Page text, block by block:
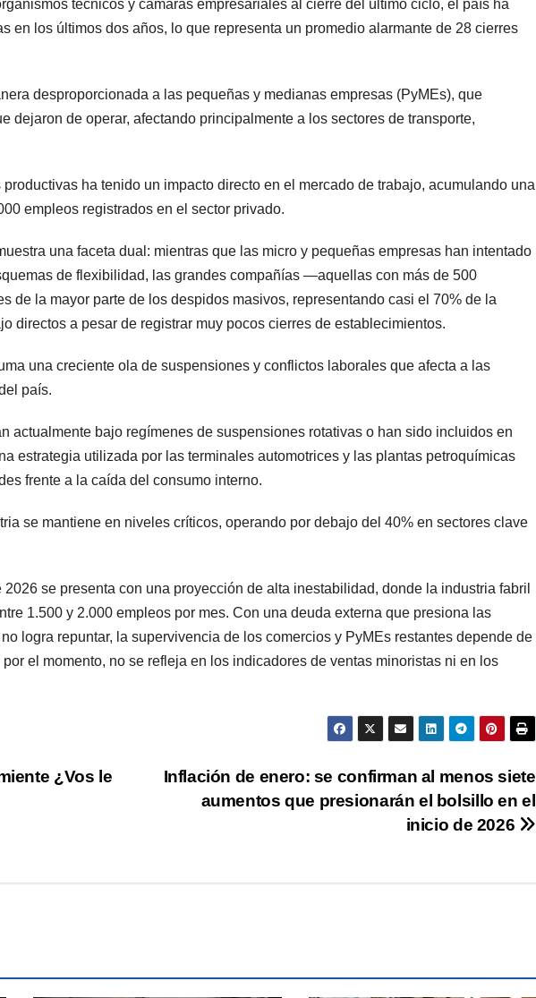
técnicos y cámaras empresariales al cierre del último ciclo, el país ha
en los últimos dos años, lo que representa un promedio alarmante de 28 cierres
desproporcionada a las pequeñas y medianas empresas (PyMEs), que
dejaron de operar, afectando principalmente a los sectores de transporte,
ha tenido un impacto directo en el mercado de trabajo, acumulando una
empleos registrados en el sector privado.
una faceta dual: mientras que las micro y pequeñas empresas han intentado
de flexibilidad, las grandes compañías —aquellas con más de 500
de la mayor parte de los despidos masivos, representando casi el 70% de la
directos a pesar de registrar muy pocos cierres de establecimientos.
una creciente ola de suspensiones y conflictos laborales que afecta a las
país.
actualmente bajo regímenes de suspensiones rotativas o han sido incluidos en
estrategia utilizada por las terminales automotrices y las plantas petroquímicas
frente a la caída del consumo interno.
se mantiene en niveles críticos, operando por debajo del 40% en sectores clave
se presenta con una proyección de alta inestabilidad, donde la industria fabril
1.500 y 2.000 empleos por mes. Con una deuda externa que presiona las
logra repuntar, la supervivencia de los comercios y PyMEs restantes depende de
el momento, no se refleja en los indicadores de ventas minoristas ni en los
Inflación de enero: se confirman al menos siete
aumentos que presionarán el bolsillo en el
inicio de 2026
¿Vos le